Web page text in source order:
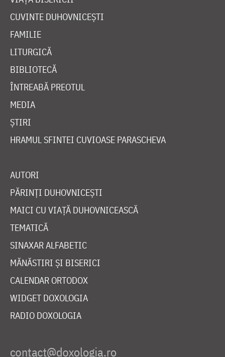
CUVINTE DUHOVNICEȘTI
FAMILIE
LITURGICĂ
BIBLIOTECĂ
ÎNTREABĂ PREOTUL
MEDIA
ȘTIRI
HRAMUL SFINTEI CUVIOASE PARASCHEVA
AUTORI
PĂRINȚI DUHOVNICEȘTI
MAICI CU VIAȚĂ DUHOVNICEASCĂ
TEMATICĂ
SINAXAR ALFABETIC
MĂNĂSTIRI ȘI BISERICI
CALENDAR ORTODOX
WIDGET DOXOLOGIA
RADIO DOXOLOGIA